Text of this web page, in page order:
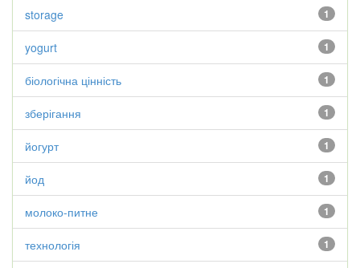
1
storage
1
yogurt
1
біологічна цінність
1
зберігання
1
йогурт
1
йод
1
молоко-питне
1
технологія